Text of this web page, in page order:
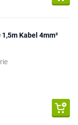
Kabel 4mm²